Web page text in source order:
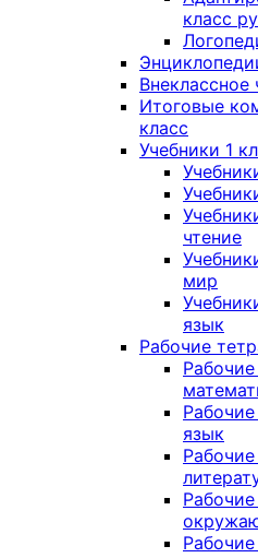
класс
Внеклассное
Итоговые
класс
Учебники 1
чтение
мир
язык
Рабочие
язык